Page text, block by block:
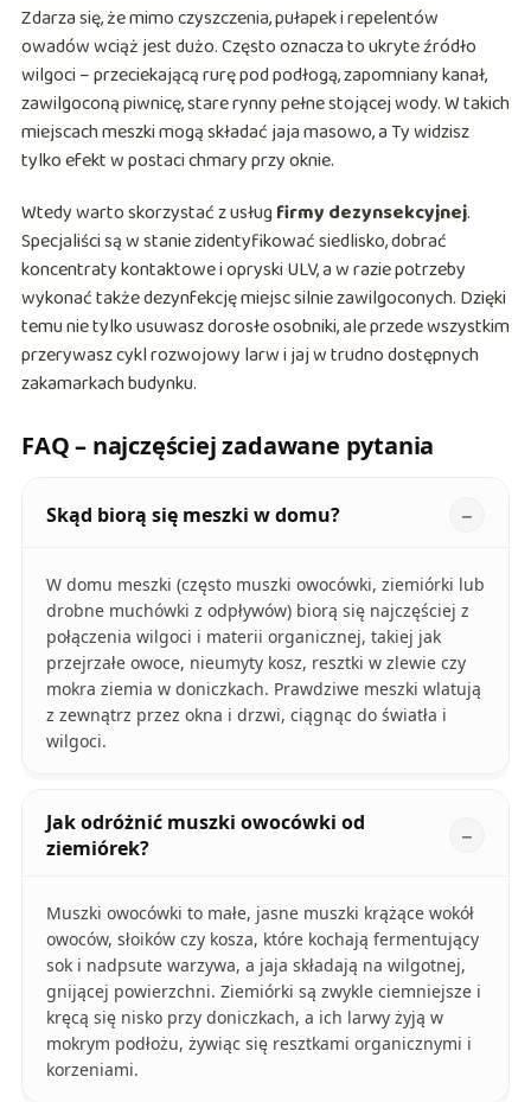
Zdarza się, że mimo czyszczenia, pułapek i repelentów
owadów wciąż jest dużo. Często oznacza to ukryte źródło
wilgoci – przeciekającą rurę pod podłogą, zapomniany kanał,
zawilgoconą piwnicę, stare rynny pełne stojącej wody. W takich
miejscach meszki mogą składać jaja masowo, a Ty widzisz
tylko efekt w postaci chmary przy oknie.
Wtedy warto skorzystać z usługfirmy dezynsekcyjnej.
Specjaliści są w stanie zidentyfikować siedlisko, dobrać
koncentraty kontaktowe i opryski ULV, a w razie potrzeby
wykonać także dezynfekcję miejsc silnie zawilgoconych. Dzięki
temu nie tylko usuwasz dorosłe osobniki, ale przede wszystkim
przerywasz cykl rozwojowy larw i jaj w trudno dostępnych
zakamarkach budynku.
FAQ – najczęściej zadawane pytania
Skąd biorą się meszki w domu?
W domu meszki (często muszki owocówki, ziemiórki lub
drobne muchówki z odpływów) biorą się najczęściej z
połączenia wilgoci i materii organicznej, takiej jak
przejrzałe owoce, nieumyty kosz, resztki w zlewie czy
mokra ziemia w doniczkach. Prawdziwe meszki wlatują
z zewnątrz przez okna i drzwi, ciągnąc do światła i
wilgoci.
Jak odróżnić muszki owocówki od
ziemiórek?
Muszki owocówki to małe, jasne muszki krążące wokół
owoców, słoików czy kosza, które kochają fermentujący
sok i nadpsute warzywa, a jaja składają na wilgotnej,
gnijącej powierzchni. Ziemiórki są zwykle ciemniejsze i
kręcą się nisko przy doniczkach, a ich larwy żyją w
mokrym podłożu, żywiąc się resztkami organicznymi i
korzeniami.